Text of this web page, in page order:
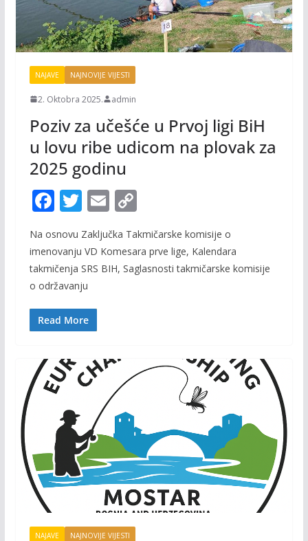
NAJAVE NAJNOVIJE VIJESTI
2. Oktobra 2025. admin
Poziv za učešće u Prvoj ligi BiH
u lovu ribe udicom na plovak za
2025 godinu
F
e
b
o
o
k
T
w
itt
er
E
m
ai
l
C
o
p
y
Na osnovu Zaključka Takmičarske komisije o
imenovanju VD Komesara prve lige, Kalendara
takmičenja SRS BIH, Saglasnosti takmičarske komisije
o održavanju
Read More
NAJAVE NAJNOVIJE VIJESTI